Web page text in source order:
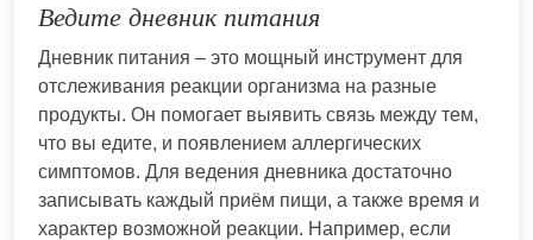
Ведите дневник питания
Дневник питания – это мощный инструмент для
отслеживания реакции организма на разные
продукты. Он помогает выявить связь между тем,
что вы едите, и появлением аллергических
симптомов. Для ведения дневника достаточно
записывать каждый приём пищи, а также время и
характер возможной реакции. Например, если